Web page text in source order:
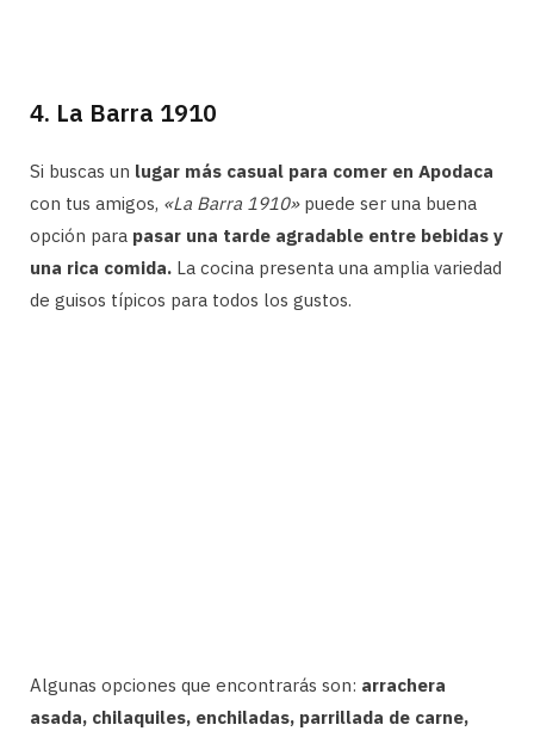
4. La Barra 1910
Si buscas un lugar más casual para comer en Apodaca
con tus amigos, «La Barra 1910»puede ser una buena
opción para pasar una tarde agradable entre bebidas y
una rica comida. La cocina presenta una amplia variedad
de guisos típicos para todos los gustos.
Algunas opciones que encontrarás son: arrachera
asada, chilaquiles, enchiladas, parrillada de carne,